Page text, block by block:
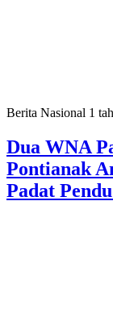
Berita Nasional 1
Dua WNA
Pontianak
Padat